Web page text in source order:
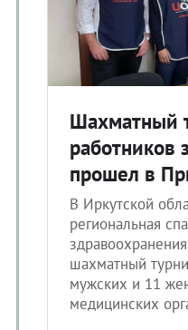
Шахматный
работников
прошел в
В Иркутской
региональная
шахматный
мужских и 11
медицинских